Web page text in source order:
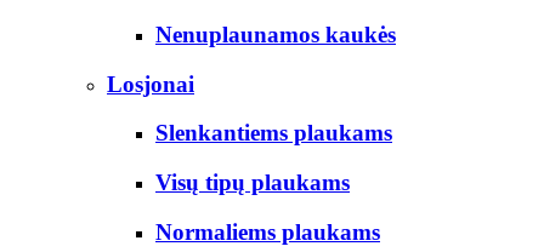
Nenuplaunamos kaukės
Losjonai
Slenkantiems plaukams
Visų tipų plaukams
Normaliems plaukams